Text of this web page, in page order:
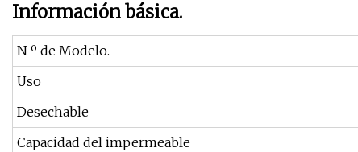
Información básica.
N º de Modelo.
Uso
Desechable
Capacidad del impermeable